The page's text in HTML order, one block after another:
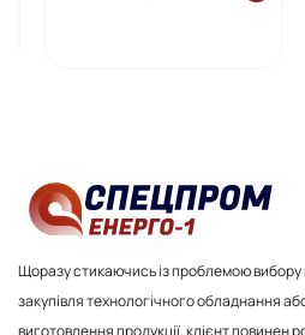
Щоразу стикаючись із проблемою вибору
закупівля технологічного обладнання
виготовлення продукції, клієнт повинен